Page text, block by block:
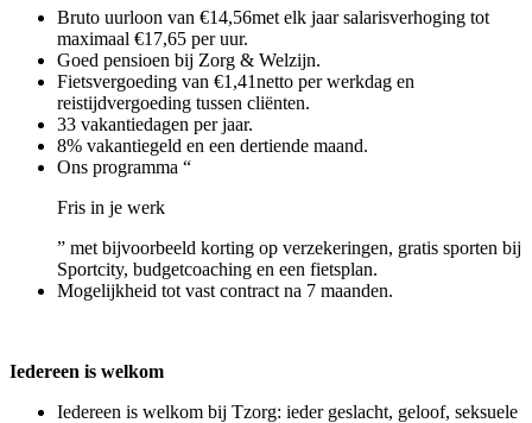
Bruto uurloon van €14,56met elk jaar salarisverhoging tot
maximaal €17,65 per uur.
Goed pensioen bij Zorg & Welzijn.
Fietsvergoeding van €1,41netto per werkdag en
reistijdvergoeding tussen cliënten.
33 vakantiedagen per jaar.
8% vakantiegeld en een dertiende maand.
Ons programma “
Fris in je werk
” met bijvoorbeeld korting op verzekeringen, gratis sporten bij
Sportcity, budgetcoaching en een fietsplan.
Mogelijkheid tot vast contract na 7 maanden.
Iedereen is welkom
Iedereen is welkom bij Tzorg: ieder geslacht, geloof, seksuele